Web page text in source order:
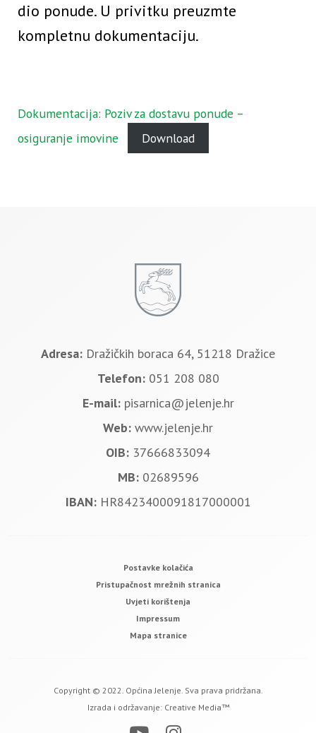
dio ponude. U privitku preuzmte
kompletnu dokumentaciju.
Dokumentacija: Poziv za dostavu ponude –
osiguranje imovine
Download
Adresa: Dražičkih boraca 64, 51218 Dražice
Telefon: 051 208 080
E-mail: pisarnica@jelenje.hr
Web: www.jelenje.hr
OIB: 37666833094
MB: 02689596
IBAN: HR8423400091817000001
Postavke kolačića
Pristupačnost mrežnih stranica
Uvjeti korištenja
Impressum
Mapa stranice
Copyright © 2022. Općina Jelenje. Sva prava pridržana.
Izrada i održavanje: Creative Media™